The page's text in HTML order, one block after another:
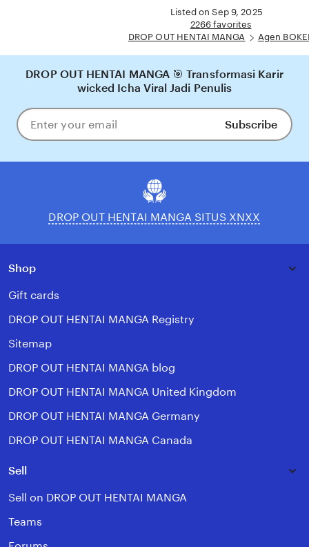
utama bagi pecinta BOKEP online di Indonesia.
Listed on Sep 9, 2025
2266 favorites
DROP OUT HENTAI MANGA
Agen
DROP OUT HENTAI MANGA 🎯 Transformasi Karir
wicked Icha Viral Jadi Penulis
Enter
your
Subscribe
DROP OUT HENTAI MANGA SITUS XNXX
Shop
Gift cards
DROP OUT HENTAI MANGA Registry
Sitemap
DROP OUT HENTAI MANGA blog
DROP OUT HENTAI MANGA United Kingdom
DROP OUT HENTAI MANGA Germany
DROP OUT HENTAI MANGA Canada
Sell
Sell on DROP OUT HENTAI MANGA
Teams